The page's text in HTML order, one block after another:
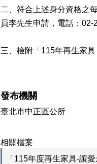
二、符合上述身分資格之
員李先生申請，電話：02-
三、檢附「115年再生家
發布機關
臺北市中正區公所
相關檔案
「115年度再生家具-讓